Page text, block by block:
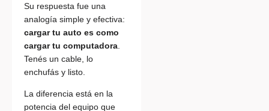
Su respuesta fue una
analogía simple y efectiva:
cargar tu auto es como
cargar tu computadora
Tenés un cable, lo
enchufás y listo.
La diferencia está en la
potencia del equipo que